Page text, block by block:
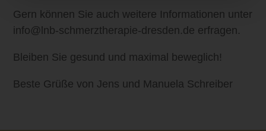
Gern können Sie auch weitere Informationen unter
info@lnb-schmerztherapie-dresden.de erfragen.
Bleiben Sie gesund und maximal beweglich!
Beste Grüße von Jens und Manuela Schreiber